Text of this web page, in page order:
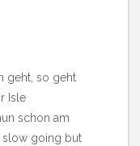
geht, so geht
Isle
schon am
slow going but